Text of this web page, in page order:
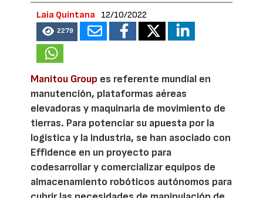
Laia Quintana 12/10/2022
2279
Manitou Group es referente mundial en
manutención, plataformas aéreas
elevadoras y maquinaria de movimiento de
tierras. Para potenciar su apuesta por la
logística y la industria, se han asociado con
Effidence en un proyecto para
codesarrollar y comercializar equipos de
almacenamiento robóticos autónomos para